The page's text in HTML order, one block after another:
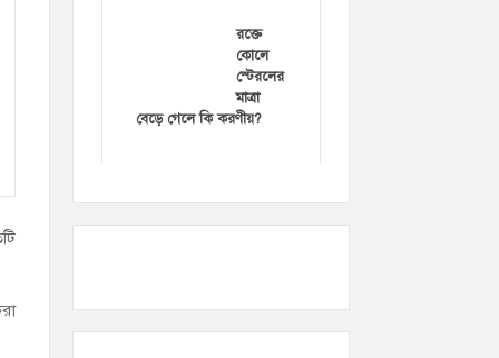
রক্তে
কোলে
স্টেরলের
মাত্রা
বেড়ে গেলে কি করণীয়?